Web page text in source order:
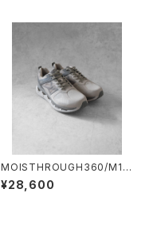
MOISTHROUGH360/M111
0W#2/特許取得・通気防水シ
ステム採用”モイスルー36
¥28,600